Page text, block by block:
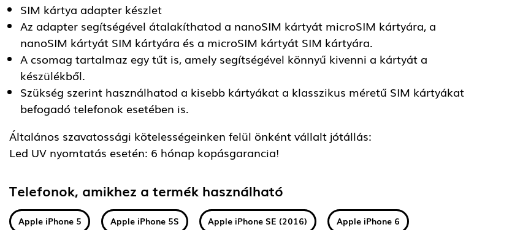
SIM kártya adapter készlet
Az adapter segítségével átalakíthatod a nanoSIM kártyát microSIM kártyára, a
nanoSIM kártyát SIM kártyára és a microSIM kártyát SIM kártyára.
A csomag tartalmaz egy tűt is, amely segítségével könnyű kivenni a kártyát a
készülékből.
Szükség szerint használhatod a kisebb kártyákat a klasszikus méretű SIM kártyákat
befogadó telefonok esetében is.
Általános szavatossági kötelességeinken felül önként vállalt jótállás:
Led UV nyomtatás esetén: 6 hónap kopásgarancia!
Telefonok, amikhez a termék használható
Apple iPhone 5 Apple iPhone 5S Apple iPhone SE (2016) Apple iPhone 6